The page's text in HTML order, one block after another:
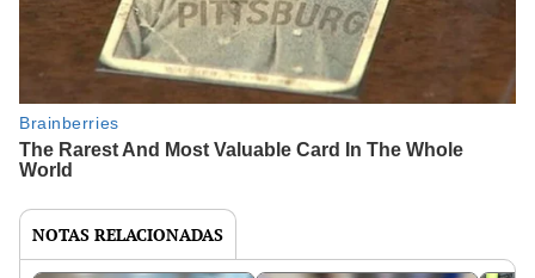
NOTAS RELACIONADAS